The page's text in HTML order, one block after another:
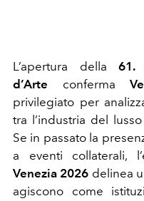
L’apertura della 61.
d’Arte conferma
privilegiato per
tra l’industria del
Se in passato la
a eventi collaterali,
Venezia 2026 delinea
agiscono come